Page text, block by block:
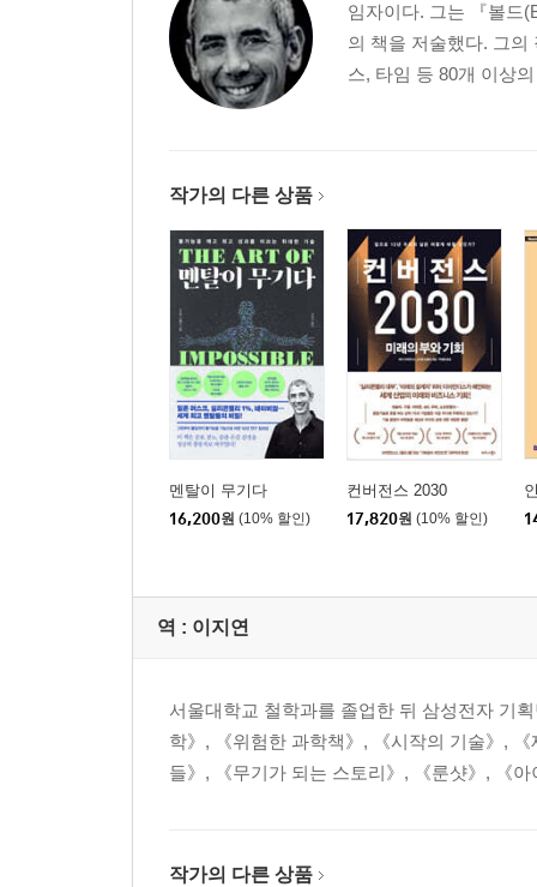
임자이다. 그는 『볼드
의 책을 저술했다. 그의
스, 타임 등 80개 이상
작가의 다른 상품
멘탈이 무기다
16,200원 (10% 할인)
컨버전스 2030
17,820원 (10% 할인)
역 : 이지연
서울대학교 철학과를 졸업한 뒤 삼성전자 기
학》, 《위험한 과학책》, 《시작의 기술》,
들》, 《무기가 되는 스토리》, 《룬샷》, 《
작가의 다른 상품